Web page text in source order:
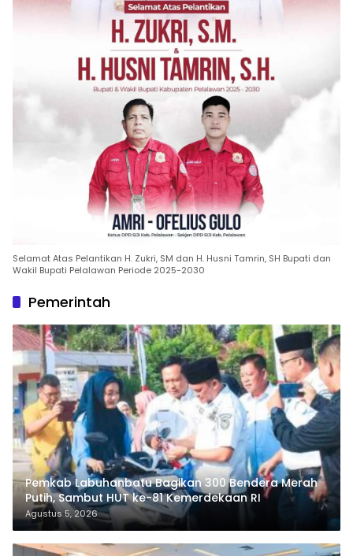
Selamat Atas Pelantikan H. Zukri, SM dan H. Husni Tamrin, SH Bupati dan
Wakil Bupati Pelalawan Periode 2025-2030
Pemerintah
Pemkab Labuhanbatu Bagikan 300 Bendera Merah
Putih, Sambut HUT ke-81 Kemerdekaan RI
Agustus 5, 2026